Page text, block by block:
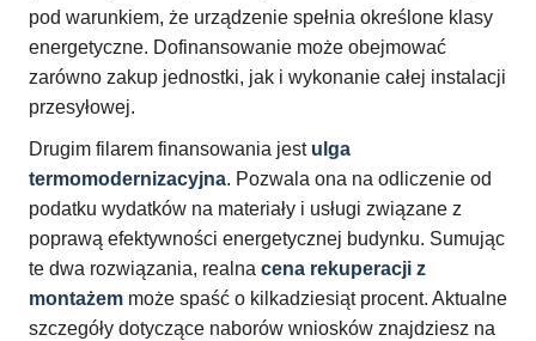
pod warunkiem, że urządzenie spełnia określone klasy
energetyczne. Dofinansowanie może obejmować
zarówno zakup jednostki, jak i wykonanie całej instalacji
przesyłowej.
Drugim filarem finansowania jest ulga
termomodernizacyjna. Pozwala ona na odliczenie od
podatku wydatków na materiały i usługi związane z
poprawą efektywności energetycznej budynku. Sumując
te dwa rozwiązania, realna cena rekuperacji z
montażem może spaść o kilkadziesiąt procent. Aktualne
szczegóły dotyczące naborów wniosków znajdziesz na